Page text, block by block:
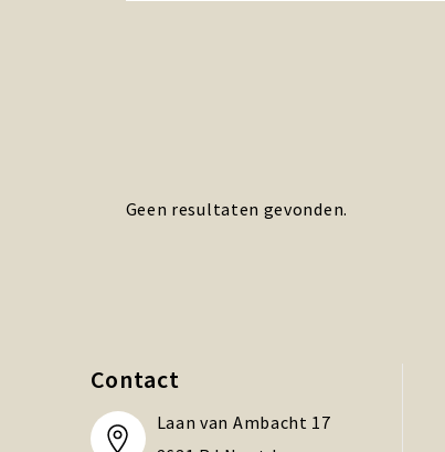
Geen resultaten gevonden.
Contact
Laan van Ambacht 17